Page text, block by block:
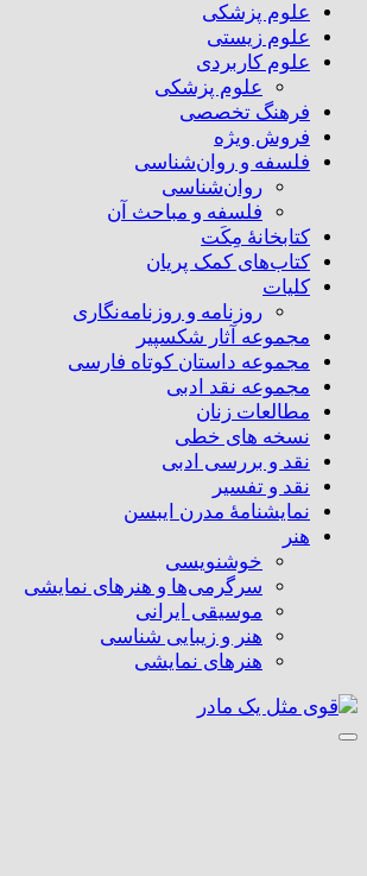
علوم پزشکی
علوم زیستی
علوم کاربردی
علوم پزشکی
فرهنگ تخصصی
فروش ویژه
فلسفه و روان‌شناسی
روان‌شناسی
فلسفه و مباحث آن
کتابخانۀ مِکَت
کتاب‌های کمک پریان
کلیات
روزنامه و روزنامه‌نگاری
مجموعه آثار شکسپیر
مجموعه داستان کوتاه فارسی
مجموعه نقد ادبی
مطالعات زنان
نسخه های خطی
نقد و بررسی ادبی
نقد و تفسیر
نمایشنامۀ مدرن ایبسن
هنر
خوشنویسی
سرگرمی‌ها و هنرهای نمایشی
موسیقی ایرانی
هنر و زیبایی شناسی
هنر‌های نمایشی